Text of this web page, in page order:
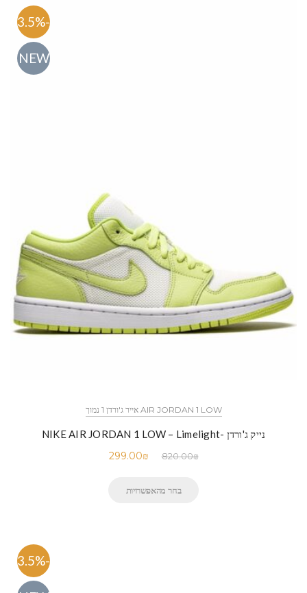
-63.5%
NEW
AIR JORDAN 1 LOW אייר ג'ורדן 1 נמוך
נייק ג'ורדן -NIKE AIR JORDAN 1 LOW – Limelight
820.00₪
299.00₪
בחר מהאפשרויות
-63.5%